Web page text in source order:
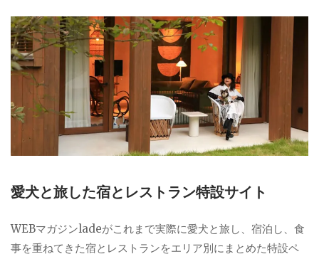
愛犬と旅した宿とレストラン特設サイト
WEBマガジンladeがこれまで実際に愛犬と旅し、宿泊し、食
事を重ねてきた宿とレストランをエリア別にまとめた特設ペ